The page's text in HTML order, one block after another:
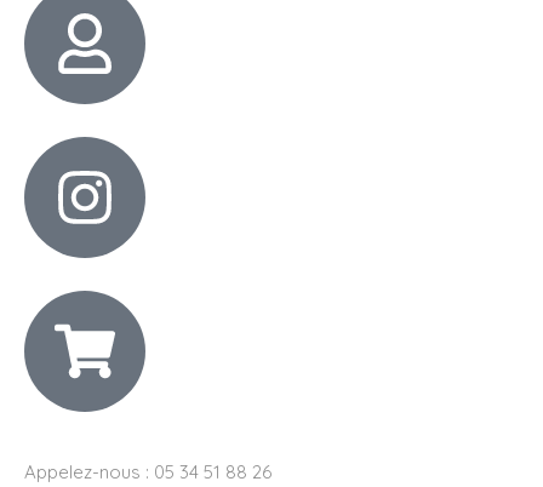
Appelez-nous : 05 34 51 88 26